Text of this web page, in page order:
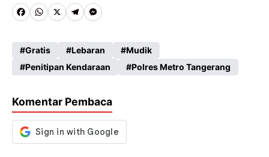
Fa
b
o
k
W
ts
A
p
X
Te
gr
a
M
se
n
er
Gratis Lebaran
Mudik
Penitipan Kendaraan
Polres Metro Tangerang
Komentar Pembaca